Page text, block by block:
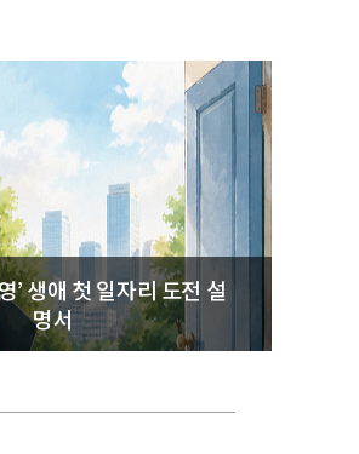
애 첫 일자리 도전 설
명서